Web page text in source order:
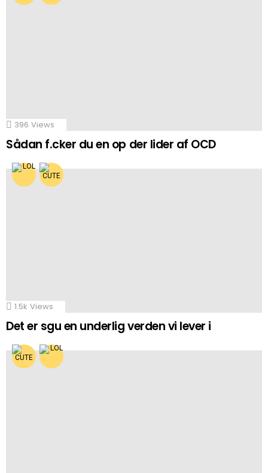
396 Views
Sådan f.cker du en op der lider af OCD
1.5k Views
Det er sgu en underlig verden vi lever i